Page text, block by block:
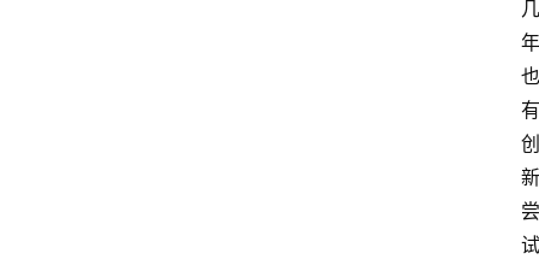
几
年
也
有
创
新
尝
试